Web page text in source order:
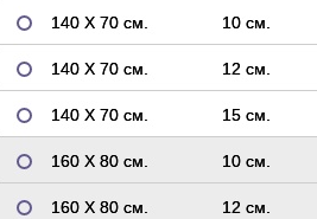
140 Х 70 см. 10 см.
140 Х 70 см. 12 см.
140 Х 70 см. 15 см.
160 Х 80 см. 10 см.
160 Х 80 см. 12 см.